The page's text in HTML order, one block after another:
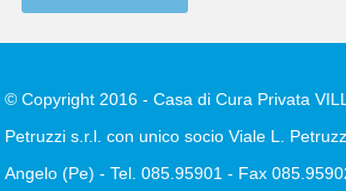
© Copyright 2016 - Casa di Cura Privata
Petruzzi s.r.l. con unico socio Viale L.
Angelo (Pe) - Tel. 085.95901 - Fax